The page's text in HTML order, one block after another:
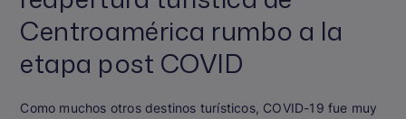
Centroamérica rumbo a la
etapa post COVID
Como muchos otros destinos turísticos, COVID-19 fue muy